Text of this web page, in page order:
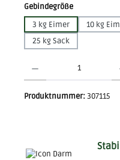
Gebindegrößeauswählen
3 kg Eimer
10 kg
25 kg Sack
Produktnummer:307115